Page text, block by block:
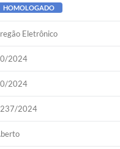
HOMOLOGADO
Eletrônico
2024
2024
2024